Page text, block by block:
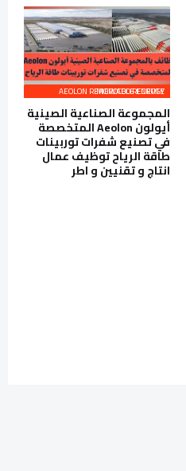
AEOLON RENEWABLE ENERGY MOROCCO RECRUTE
المجموعة الصناعية الصينية
أيولون Aeolon المتخصصة
في تصنيع شفرات توربينات
طاقة الرياح توظيف عمال
انتاج و تقنيين و اطر